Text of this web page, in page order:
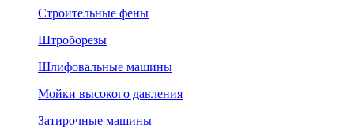
Строительные фены
Штроборезы
Шлифовальные машины
Мойки высокого давления
Затирочные машины